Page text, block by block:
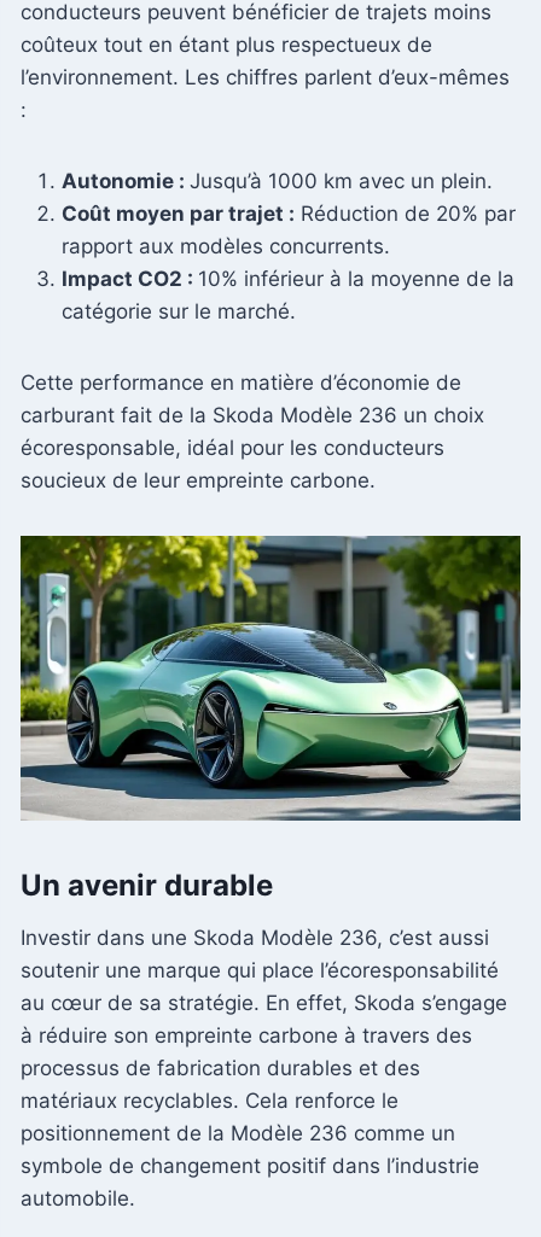
conducteurs peuvent bénéficier de trajets moins
coûteux tout en étant plus respectueux de
l’environnement. Les chiffres parlent d’eux-mêmes
:
Autonomie : Jusqu’à 1000 km avec un plein.
Coût moyen par trajet : Réduction de 20% par
rapport aux modèles concurrents.
Impact CO2 : 10% inférieur à la moyenne de la
catégorie sur le marché.
Cette performance en matière d’économie de
carburant fait de la Skoda Modèle 236 un choix
écoresponsable, idéal pour les conducteurs
soucieux de leur empreinte carbone.
Un avenir durable
Investir dans une Skoda Modèle 236, c’est aussi
soutenir une marque qui place l’écoresponsabilité
au cœur de sa stratégie. En effet, Skoda s’engage
à réduire son empreinte carbone à travers des
processus de fabrication durables et des
matériaux recyclables. Cela renforce le
positionnement de la Modèle 236 comme un
symbole de changement positif dans l’industrie
automobile.